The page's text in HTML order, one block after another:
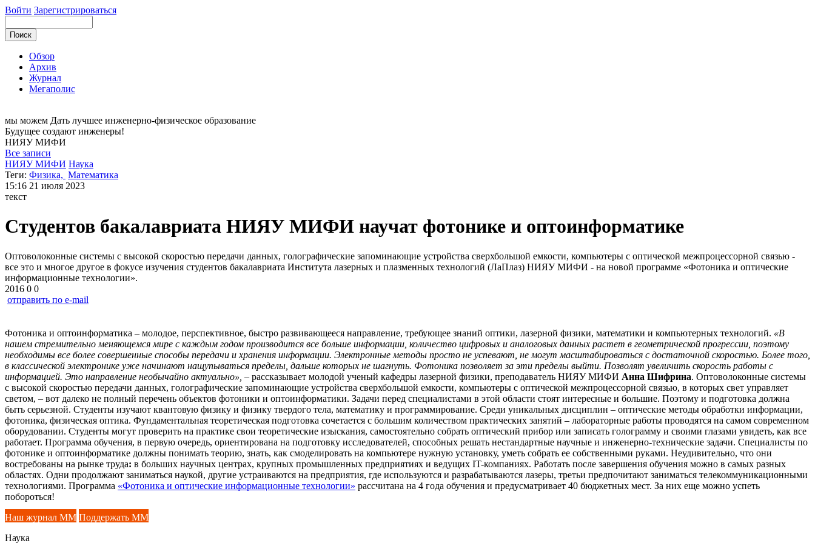
Войти Зарегистрироваться
Обзор
Архив
Журнал
Мегаполис
мы можем Дать лучшее инженерно-физическое образование
Будущее создают инженеры!
НИЯУМИФИ
Все записи
НИЯУ МИФИ Наука
Теги: Физика, Математика
15:16 21 июля 2023
текст
Студентов бакалавриата НИЯУ МИФИ научат фотонике и оптоинформатике
Оптоволоконные системы с высокой скоростью передачи данных, голографические запоминающие устройства сверхбольшой емкости, компьютеры с оптической межпроцессорной связью -
все это и многое другое в фокусе изучения студентов бакалавриата Института лазерных и плазменных технологий (ЛаПлаз) НИЯУ МИФИ - на новой программе «Фотоника и оптические
информационные технологии».
2016 0 0
отправить по e-mail
Фотоника и оптоинформатика – молодое, перспективное, быстро развивающееся направление, требующее знаний оптики, лазерной физики, математики и компьютерных технологий. «В
нашем стремительно меняющемся мире с каждым годом производится все больше информации, количество цифровых и аналоговых данных растет в геометрической прогрессии, поэтому
необходимы все более совершенные способы передачи и хранения информации. Электронные методы просто не успевают, не могут масштабироваться с достаточной скоростью. Более того,
в классической электронике уже начинают нащупываться пределы, дальше которых не шагнуть. Фотоника позволяет за эти пределы выйти. Позволят увеличить скорость работы с
информацией. Это направление необычайно актуально», – рассказывает молодой ученый кафедры лазерной физики, преподаватель НИЯУ МИФИ Анна Шифрина. Оптоволоконные системы
с высокой скоростью передачи данных, голографические запоминающие устройства сверхбольшой емкости, компьютеры с оптической межпроцессорной связью, в которых свет управляет
светом, – вот далеко не полный перечень объектов фотоники и оптоинформатики. Задачи перед специалистами в этой области стоят интересные и большие. Поэтому и подготовка должна
быть серьезной. Студенты изучают квантовую физику и физику твердого тела, математику и программирование. Среди уникальных дисциплин – оптические методы обработки информации,
фотоника, физическая оптика. Фундаментальная теоретическая подготовка сочетается с большим количеством практических занятий – лабораторные работы проводятся на самом современном
оборудовании. Студенты могут проверить на практике свои теоретические изыскания, самостоятельно собрать оптический прибор или записать голограмму и своими глазами увидеть, как все
работает. Программа обучения, в первую очередь, ориентирована на подготовку исследователей, способных решать нестандартные научные и инженерно-технические задачи. Специалисты по
фотонике и оптоинформатике должны понимать теорию, знать, как смоделировать на компьютере нужную установку, уметь собрать ее собственными руками. Неудивительно, что они
востребованы на рынке труда: в больших научных центрах, крупных промышленных предприятиях и ведущих IT-компаниях. Работать после завершения обучения можно в самых разных
областях. Одни продолжают заниматься наукой, другие устраиваются на предприятия, где используются и разрабатываются лазеры, третьи предпочитают заниматься телекоммуникационными
технологиями. Программа «Фотоника и оптические информационные технологии» рассчитана на 4 года обучения и предусматривает 40 бюджетных мест. За них еще можно успеть
побороться!
Наш журнал ММ Поддержать ММ
Наука